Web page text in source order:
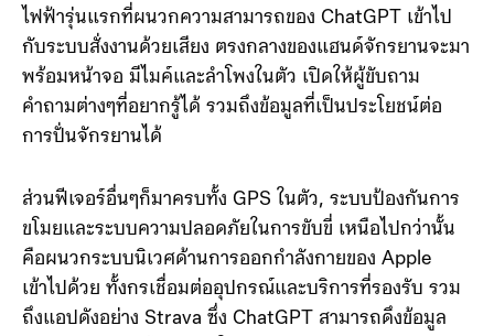
ไฟฟ้ารุ่นแรกที่ผนวกความสามารถของ ChatGPT เข้าไป
กับระบบสั่งงานด้วยเสียง ตรงกลางของแฮนด์จักรยานจะมา
พร้อมหน้าจอ มีไมค์และลำโพงในตัว เปิดให้ผู้ขับถาม
คำถามต่างๆที่อยากรู้ได้ รวมถึงข้อมูลที่เป็นประโยชน์ต่อ
การปั่นจักรยานได้
ส่วนฟีเจอร์อื่นๆก็มาครบทั้ง GPS ในตัว, ระบบป้องกันการ
ขโมยและระบบความปลอดภัยในการขับขี่ เหนือไปกว่านั้น
คือผนวกระบบนิเวศด้านการออกกำลังกายของ Apple
เข้าไปด้วย ทั้งกรเชื่อมต่ออุปกรณ์และบริการที่รองรับ รวม
ถึงแอปดังอย่าง Strava ซึ่ง ChatGPT สามารถดึงข้อมูล